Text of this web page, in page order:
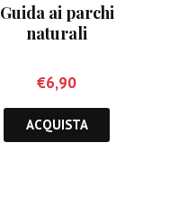
Guida ai parchi
naturali
€6,90
ACQUISTA